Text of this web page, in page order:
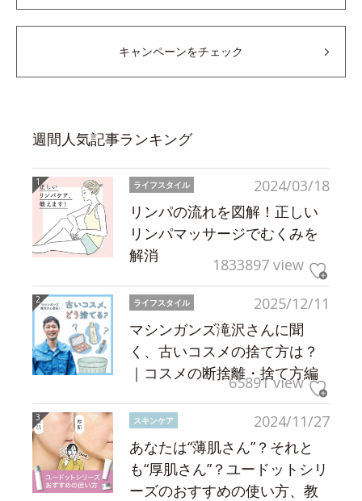
キャンペーンをチェック
週間人気記事ランキング
2024/03/18
ライフスタイル
リンパの流れを図解！正しい
リンパマッサージでむくみを
解消
1833897 view
2025/12/11
ライフスタイル
マシンガンズ滝沢さんに聞
く、古いコスメの捨て方は？
｜コスメの断捨離・捨て方編
65891 view
2024/11/27
スキンケア
あなたは“薄肌さん”？それと
も“厚肌さん”？ユードットシリ
ーズのおすすめの使い方、教